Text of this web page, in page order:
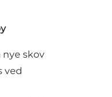
nye skov
ved